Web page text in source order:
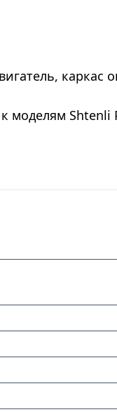
каркас
Shtenli